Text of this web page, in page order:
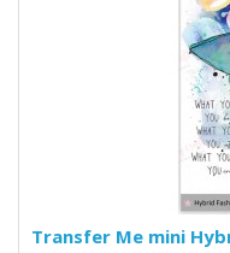
Transfer Me mini